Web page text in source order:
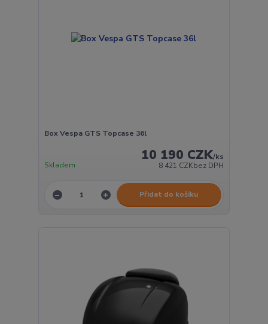
Box Vespa GTS Topcase 36l
10 190 CZK/ks
8 421 CZKbez DPH
Skladem
Přidat do košíku